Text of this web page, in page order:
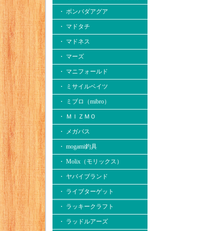
・ ボンバダアグア
・ マドタチ
・ マドネス
・ マーズ
・ マニフォールド
・ ミサイルベイツ
・ ミブロ（mibro）
・ ＭＩＺＭＯ
・ メガバス
・ mogami釣具
・ Molix（モリックス）
・ ヤバイブランド
・ ライブターゲット
・ ラッキークラフト
・ ラッドルアーズ